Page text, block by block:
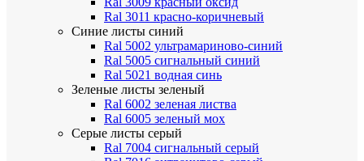
Ral 3011 красно-коричневый
Синие листы синий
Ral 5002 ультрамариново-синий
Ral 5005 сигнальный синий
Ral 5021 водная синь
Зеленые листы зеленый
Ral 6002 зеленая листва
Ral 6005 зеленый мох
Серые листы серый
Ral 7004 сигнальный серый